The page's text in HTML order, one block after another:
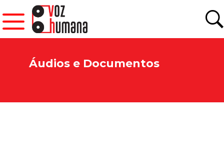
Áudios e Documentos